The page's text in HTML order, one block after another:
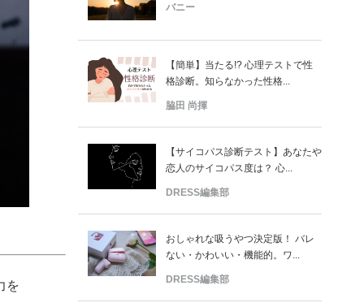
を
バニー
【簡単】当たる!? 心理テストで性
格診断。知らなかった性格...
脇田 尚揮
【サイコパス診断テスト】あなたや
恋人のサイコパス度は？ 心...
DRESS編集部
おしゃれな吸うやつ決定版！ バレ
ない・かわいい・機能的。ワ...
DRESS編集部